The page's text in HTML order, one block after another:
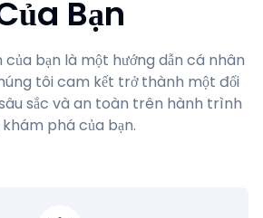
Bạn
bạn là một hướng dẫn cá nhân
tôi cam kết trở thành một đối
sắc và an toàn trên hành trình
phá của bạn.